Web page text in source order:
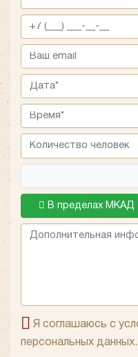
Как только станет
его проведения,
Scania Higer A80 для
заявку на этой
позаботиться ТК
поездку, уточним все
оплате.
обойдется транспорт,
калькулятора поездки
В пределах МКАД
Я соглашаюсь с
персональных данных.